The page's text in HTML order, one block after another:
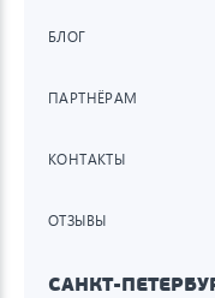
БЛОГ
ПАРТНЁРАМ
КОНТАКТЫ
ОТЗЫВЫ
САНКТ-